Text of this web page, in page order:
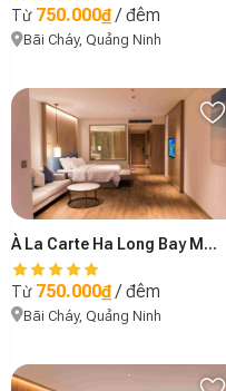
Từ 750.000₫/ đêm
Bãi Cháy, Quảng Ninh
À La Carte Ha Long Bay Managed by Anstay - B0708
Từ 750.000₫/ đêm
Bãi Cháy, Quảng Ninh